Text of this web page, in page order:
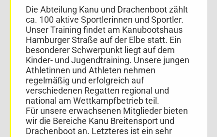
Die Abteilung Kanu und Drachenboot zählt
ca. 100 aktive Sportlerinnen und Sportler.
Unser Training findet am Kanubootshaus
Hamburger Straße auf der Elbe statt. Ein
besonderer Schwerpunkt liegt auf dem
Kinder- und Jugendtraining. Unsere jungen
Athletinnen und Athleten nehmen
regelmäßig und erfolgreich auf
verschiedenen Regatten regional und
national am Wettkampfbetrieb teil.
Für unsere erwachsenen Mitglieder bieten
wir die Bereiche Kanu Breitensport und
Drachenboot an. Letzteres ist ein sehr